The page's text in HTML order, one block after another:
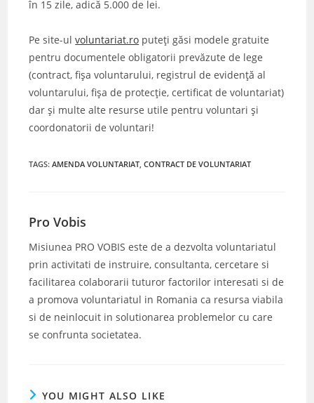
în 15 zile, adică 5.000 de lei.
Pe site-ulvoluntariat.ro puteți găsi modele gratuite
pentru documentele obligatorii prevăzute de lege
(contract, fișa voluntarului, registrul de evidență al
voluntarului, fișa de protecție, certificat de voluntariat)
dar și multe alte resurse utile pentru voluntari și
coordonatorii de voluntari!
TAGS:AMENDA VOLUNTARIAT CONTRACT DE VOLUNTARIAT
Pro Vobis
Misiunea PRO VOBIS este de a dezvolta voluntariatul
prin activitati de instruire, consultanta, cercetare si
facilitarea colaborarii tuturor factorilor interesati si de
a promova voluntariatul in Romania ca resursa viabila
si de neinlocuit in solutionarea problemelor cu care
se confrunta societatea.
YOU MIGHT ALSO LIKE